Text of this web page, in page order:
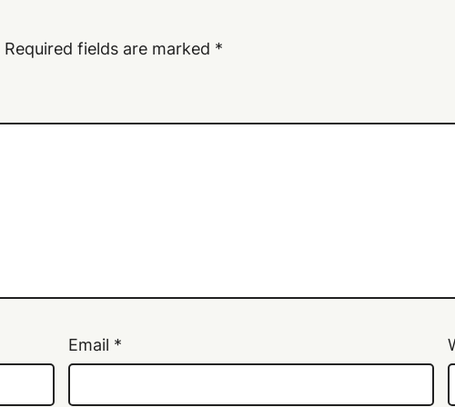
Required fields are marked *
Email *